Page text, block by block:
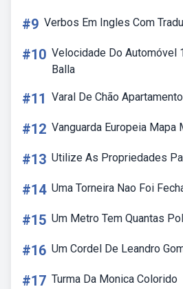
#9 Verbos Em Ingles Com
#10 Velocidade Do Automóvel
Balla
#11 Varal De Chão Apartamento
#12 Vanguarda Europeia Mapa
#13 Utilize As Propriedades
#14 Uma Torneira Nao Foi
#15 Um Metro Tem Quantas
#16 Um Cordel De Leandro
#17 Turma Da Monica Colorido